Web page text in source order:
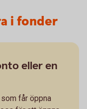
i fonder
eller en
får öppna